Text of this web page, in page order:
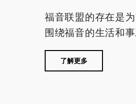
福音联盟的存在是
围绕福音的生活和事
了解更多